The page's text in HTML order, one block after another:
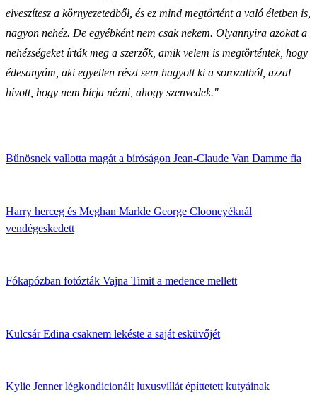
elveszítesz a környezetedből, és ez mind megtörtént a való életben is,
nagyon nehéz. De egyébként nem csak nekem. Olyannyira azokat a
nehézségeket írták meg a szerzők, amik velem is megtörténtek, hogy
édesanyám, aki egyetlen részt sem hagyott ki a sorozatból, azzal
hívott, hogy nem bírja nézni, ahogy szenvedek."
Bűnösnek vallotta magát a bíróságon Jean-Claude Van Damme fia
Harry herceg és Meghan Markle George Clooneyéknál
vendégeskedett
Fókapózban fotózták Vajna Timit a medence mellett
Kulcsár Edina csaknem lekéste a saját esküvőjét
Kylie Jenner légkondicionált luxusvillát építtetett kutyáinak